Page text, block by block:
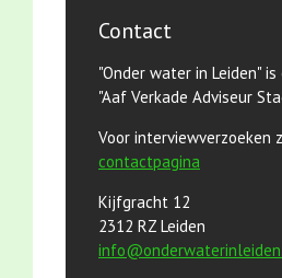
Contact
"Onder water in Leiden"
"Aaf Verkade Adviseur
Voor interviewverzoeken
contactpagina
Kijfgracht 12
2312 RZ Leiden